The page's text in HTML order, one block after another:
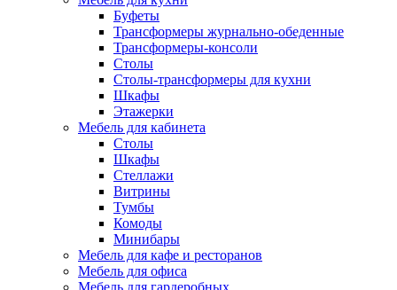
Буфеты
Трансформеры журнально-обеденные
Трансформеры-консоли
Столы
Столы-трансформеры для кухни
Шкафы
Этажерки
Мебель для кабинета
Столы
Шкафы
Стеллажи
Витрины
Тумбы
Комоды
Минибары
Мебель для кафе и ресторанов
Мебель для офиса
Мебель для гардеробных